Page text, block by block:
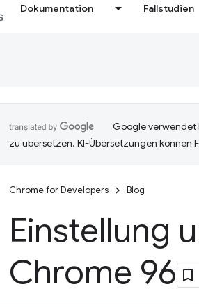
Dokumentation Fallstudien
Google verwendet
zu übersetzen. KI-Übersetzungen können
Chrome for Developers Blog
Einstellung
Chrome 96